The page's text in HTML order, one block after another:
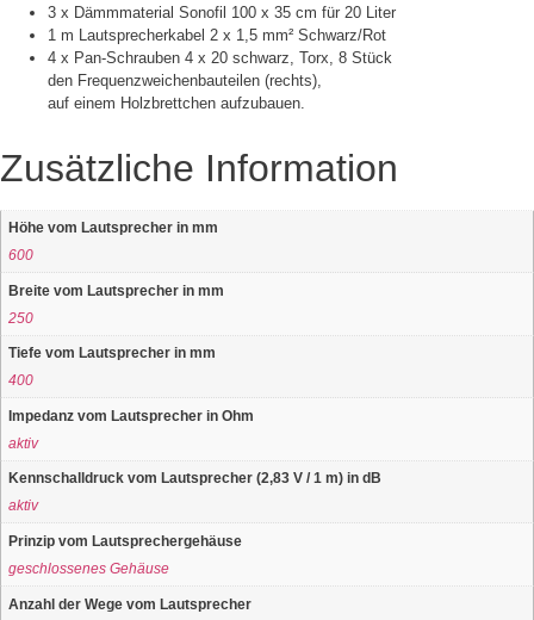
3 x Dämmmaterial Sonofil 100 x 35 cm für 20 Liter
1 m Lautsprecherkabel 2 x 1,5 mm² Schwarz/Rot
4 x Pan-Schrauben 4 x 20 schwarz, Torx, 8 Stück
den Frequenzweichenbauteilen (rechts),
auf einem Holzbrettchen aufzubauen.
Zusätzliche Information
Höhe vom Lautsprecher in mm
600
Breite vom Lautsprecher in mm
250
Tiefe vom Lautsprecher in mm
400
Impedanz vom Lautsprecher in Ohm
aktiv
Kennschalldruck vom Lautsprecher (2,83 V / 1 m) in dB
aktiv
Prinzip vom Lautsprechergehäuse
geschlossenes Gehäuse
Anzahl der Wege vom Lautsprecher